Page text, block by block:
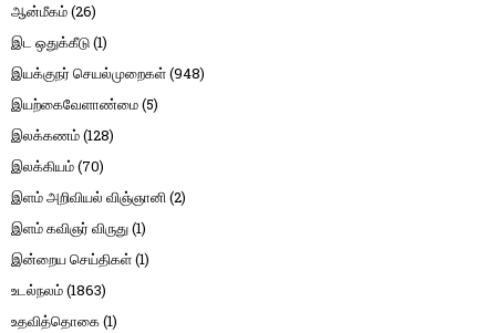
ஆன்மீகம்(26)
இட ஒதுக்கீடு(1)
இயக்குநர் செயல்முறைகள்(948)
இயற்கைவேளாண்மை(5)
இலக்கணம்(128)
இலக்கியம்(70)
இளம் அறிவியல் விஞ்ஞானி(2)
இளம் கவிஞர் விருது(1)
இன்றைய செய்திகள்(1)
உடல்நலம்(1863)
உதவித்தொகை(1)